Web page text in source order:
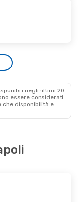
negli ultimi 20
essere considerati
che disponibilità e